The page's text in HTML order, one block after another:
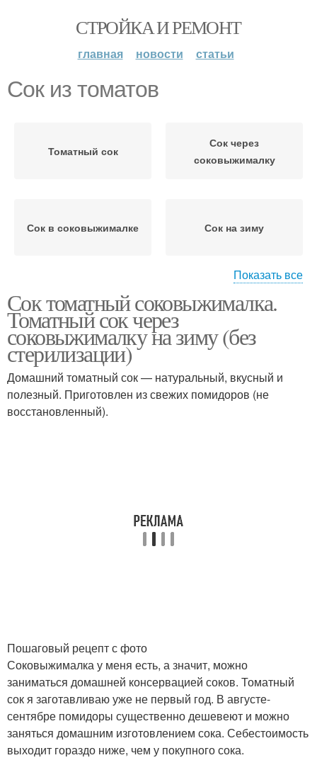
СТРОЙКА И РЕМОНТ
главная новости статьи
Сок из томатов
Томатный сок
Сок через
соковыжималку
Сок в соковыжималке Сок на зиму
Соковыжималки для
томатов
Сок без соковыжималки
Сок в домашних
условиях
Домашний сок
Показать все
Сок томатный соковыжималка.
Томатный сок через
соковыжималку на зиму (без
стерилизации)
Домашний томатный сок — натуральный, вкусный и
полезный. Приготовлен из свежих помидоров (не
восстановленный).
Пошаговый рецепт с фото
Соковыжималка у меня есть, а значит, можно
заниматься домашней консервацией соков. Томатный
сок я заготавливаю уже не первый год. В августе-
сентябре помидоры существенно дешевеют и можно
заняться домашним изготовлением сока. Себестоимость
выходит гораздо ниже, чем у покупного сока.